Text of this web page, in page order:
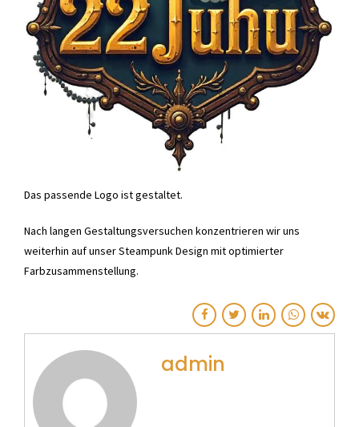
Das passende Logo ist gestaltet.
Nach langen Gestaltungsversuchen konzentrieren wir uns
weiterhin auf unser Steampunk Design mit optimierter
Farbzusammenstellung.
admin